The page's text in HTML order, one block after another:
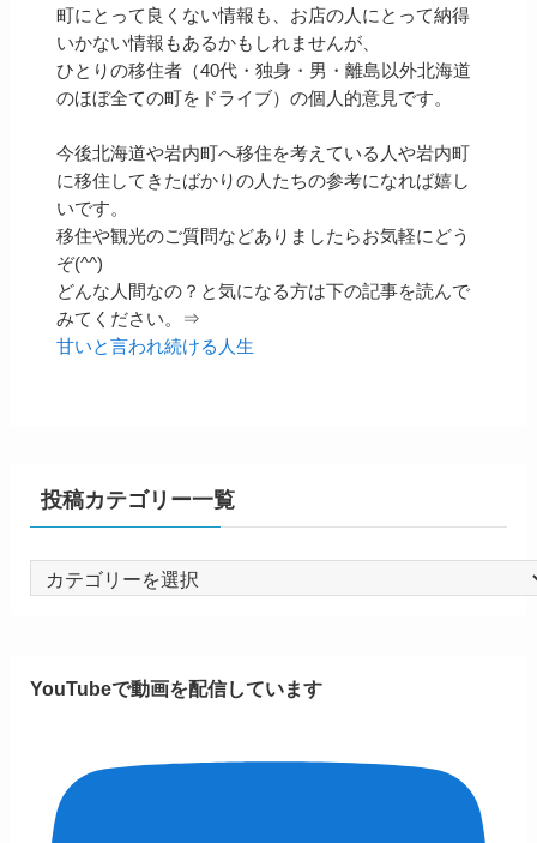
町にとって良くない情報も、お店の人にとって納得
いかない情報もあるかもしれませんが、
ひとりの移住者（40代・独身・男・離島以外北海道
のほぼ全ての町をドライブ）の個人的意見です。
今後北海道や岩内町へ移住を考えている人や岩内町
に移住してきたばかりの人たちの参考になれば嬉し
いです。
移住や観光のご質問などありましたらお気軽にどう
ぞ(^^)
どんな人間なの？と気になる方は下の記事を読んで
みてください。⇒
甘いと言われ続ける人生
投稿カテゴリー一覧
稿
ゴ
YouTubeで動画を配信しています